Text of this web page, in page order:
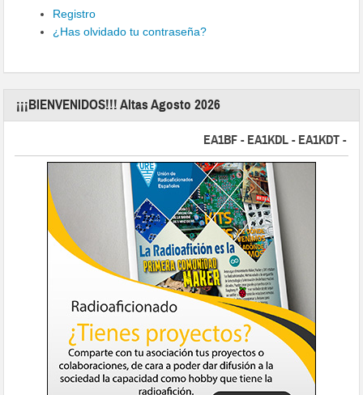
Registro
¿Has olvidado tu contraseña?
¡¡¡BIENVENIDOS!!! Altas Agosto 2026
EA1BF - EA1KDL - EA1KDT -